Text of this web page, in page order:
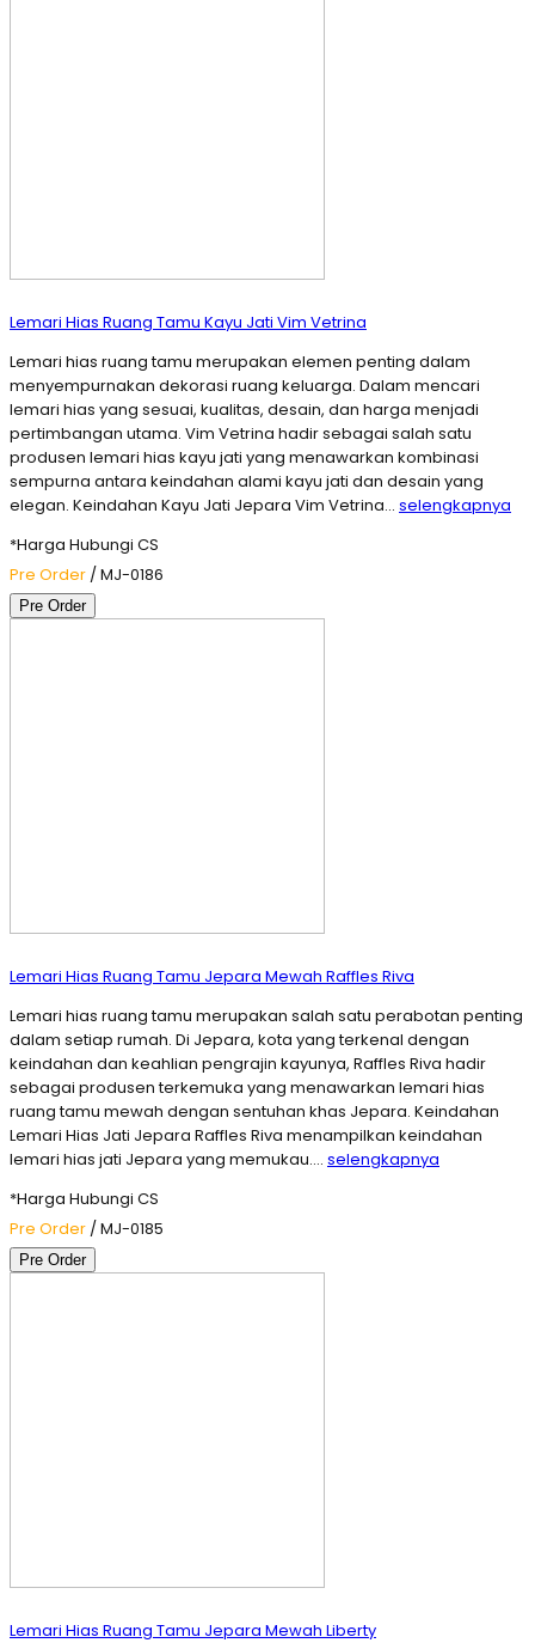
Lemari Hias Ruang Tamu Kayu Jati Vim Vetrina
Lemari hias ruang tamu merupakan elemen penting dalam
menyempurnakan dekorasi ruang keluarga. Dalam mencari
lemari hias yang sesuai, kualitas, desain, dan harga menjadi
pertimbangan utama. Vim Vetrina hadir sebagai salah satu
produsen lemari hias kayu jati yang menawarkan kombinasi
sempurna antara keindahan alami kayu jati dan desain yang
elegan. Keindahan Kayu Jati Jepara Vim Vetrina… selengkapnya
*Harga Hubungi CS
Pre Order / MJ-0186
Pre Order
Lemari Hias Ruang Tamu Jepara Mewah Raffles Riva
Lemari hias ruang tamu merupakan salah satu perabotan penting
dalam setiap rumah. Di Jepara, kota yang terkenal dengan
keindahan dan keahlian pengrajin kayunya, Raffles Riva hadir
sebagai produsen terkemuka yang menawarkan lemari hias
ruang tamu mewah dengan sentuhan khas Jepara. Keindahan
Lemari Hias Jati Jepara Raffles Riva menampilkan keindahan
lemari hias jati Jepara yang memukau…. selengkapnya
*Harga Hubungi CS
Pre Order / MJ-0185
Pre Order
Lemari Hias Ruang Tamu Jepara Mewah Liberty